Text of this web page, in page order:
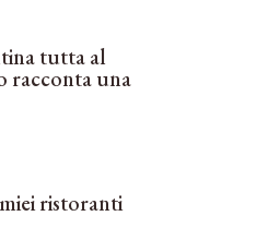
tutta al
racconta una
ristoranti